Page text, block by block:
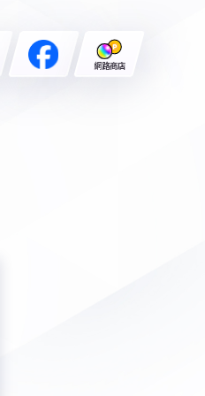
網路商店